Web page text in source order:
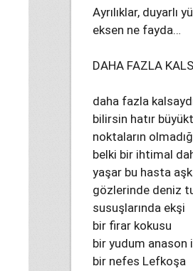
Ayrılıklar, duyarlı
eksen ne fayda…
DAHA FAZLA
daha fazla
bilirsin hatır
noktaların
belki bir ihtimal
yaşar bu hasta aşk
gözlerinde deniz
susuşlarında ekşi
bir firar kokusu
bir yudum anason
bir nefes Lefkoşa